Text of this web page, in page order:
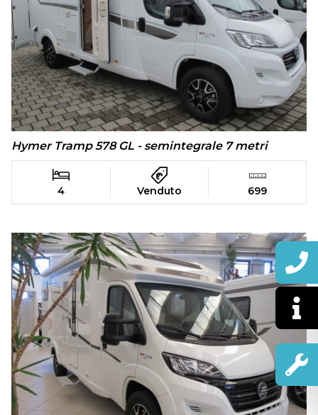
Hymer Tramp 578 GL - semintegrale 7 metri
4 Venduto 699